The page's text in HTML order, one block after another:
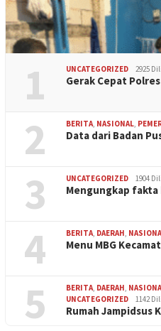
1 UNCATEGORIZED 2925
Gerak Cepat
2 BERITA, NASIONAL,
Data dari Badan
3 UNCATEGORIZED 1904
Mengungkap
4 BERITA, DAERAH,
Menu MBG
5 BERITA, DAERAH,
UNCATEGORIZED
1142
Rumah Jampidsus